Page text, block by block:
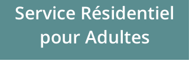
Service Résidentiel
pour Adultes